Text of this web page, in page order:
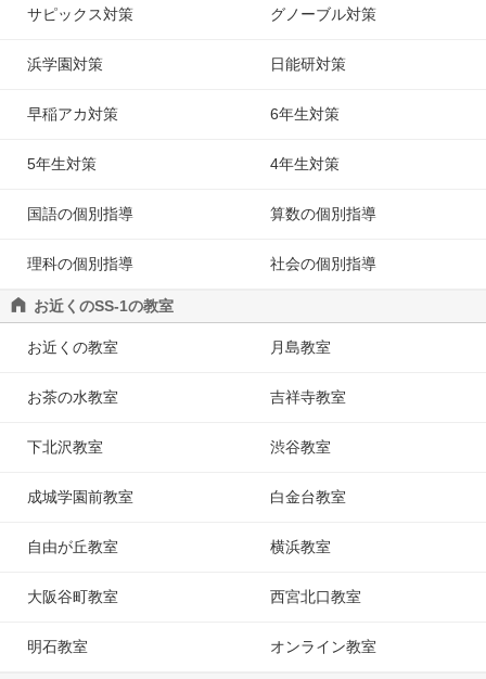
サピックス対策 グノーブル対策
浜学園対策 日能研対策
早稲アカ対策 6年生対策
5年生対策 4年生対策
国語の個別指導 算数の個別指導
理科の個別指導 社会の個別指導
お近くのSS-1の教室
お近くの教室 月島教室
お茶の水教室 吉祥寺教室
下北沢教室 渋谷教室
成城学園前教室 白金台教室
自由が丘教室 横浜教室
大阪谷町教室 西宮北口教室
明石教室 オンライン教室